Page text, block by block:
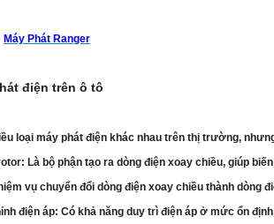
Máy Phát Ranger
điện trên ô tô
loại máy phát điện khác nhau trên thị trường,
Là bộ phận tạo ra dòng điện xoay chiều, giúp
vụ chuyển đổi dòng điện xoay chiều thành dòng
điện áp: Có khả năng duy trì điện áp ở mức ổn